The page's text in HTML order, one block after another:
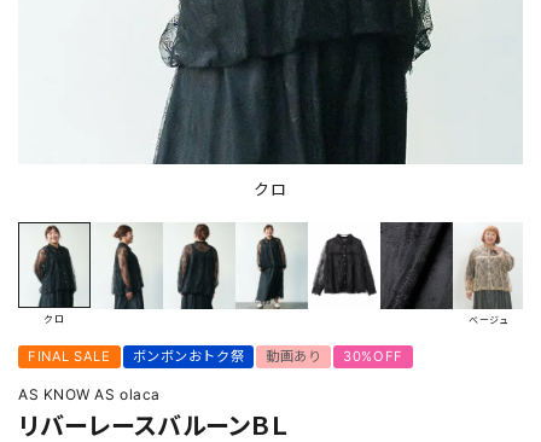
クロ
クロ ベージュ
FINAL SALE ボンボンおトク祭 動画あり 30%OFF
AS KNOW AS olaca
リバーレースバルーンＢＬ